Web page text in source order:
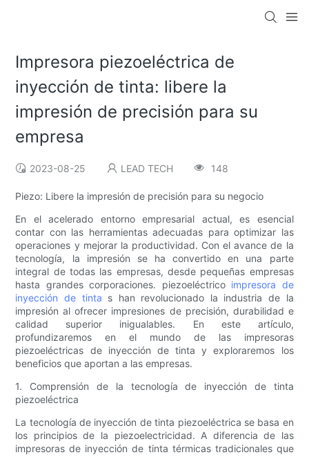
Impresora piezoeléctrica de
inyección de tinta: libere la
impresión de precisión para su
empresa
2023-08-25 LEAD TECH 148
Piezo: Libere la impresión de precisión para su negocio
En el acelerado entorno empresarial actual, es esencial
contar con las herramientas adecuadas para optimizar las
operaciones y mejorar la productividad. Con el avance de la
tecnología, la impresión se ha convertido en una parte
integral de todas las empresas, desde pequeñas empresas
hasta grandes corporaciones. piezoeléctrico impresora de
inyección de tinta s han revolucionado la industria de la
impresión al ofrecer impresiones de precisión, durabilidad e
calidad superior inigualables. En este artículo,
profundizaremos en el mundo de las impresoras
piezoeléctricas de inyección de tinta y exploraremos los
beneficios que aportan a las empresas.
1. Comprensión de la tecnología de inyección de tinta
piezoeléctrica
La tecnología de inyección de tinta piezoeléctrica se basa en
los principios de la piezoelectricidad. A diferencia de las
impresoras de inyección de tinta térmicas tradicionales que